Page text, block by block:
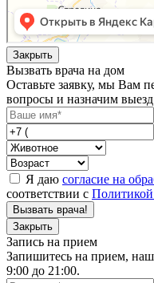
Закрыть
Вызвать врача на дом
Оставьте заявку, мы Вам
вопросы и назначим
Я даю согласие на
соответствии с
Вызвать врача!
Закрыть
Запись на прием
Запишитесь на прием,
9:00 до 21:00.